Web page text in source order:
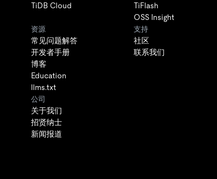
TiDB Cloud
TiFlash
OSS Insight
资源
常见问题解答
开发者手册
博客
Education
llms.txt
支持
社区
联系我们
公司
关于我们
招贤纳士
新闻报道